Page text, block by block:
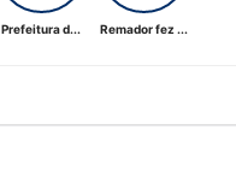
Prefeitura d... Remador fez ...